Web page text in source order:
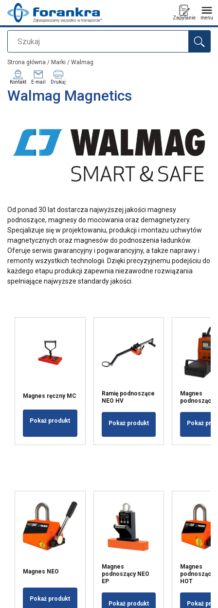
Szukaj
Zapytanie menu
Dodano do zapytania
Strona główna / Marki / Walmag
Walmag Magnetics
Kontakt E-mail Drukuj
Od ponad 30 lat dostarcza najwyższej jakości magnesy
podnoszące, magnesy do mocowania oraz demagnetyzery.
Specjalizuje się w projektowaniu, produkcji i montażu uchwytów
magnetycznych oraz magnesów do podnoszenia ładunków.
Oferuje serwis gwarancyjny i pogwarancyjny, a także naprawy i
remonty wszystkich technologii. Dzięki precyzyjnemu podejściu do
każdego etapu produkcji zapewnia niezawodne rozwiązania
spełniające najwyższe standardy jakości.
Magnes ręczny MC
Pokaż produkt
Ramię podnoszące
NEO HV
Pokaż produkt
Magnes
podnoszący
Pokaż
Magnes NEO
Pokaż produkt
Magnes
podnoszący NEO
EP
Pokaż produkt
Magnes
podnoszący
HOT
Pokaż